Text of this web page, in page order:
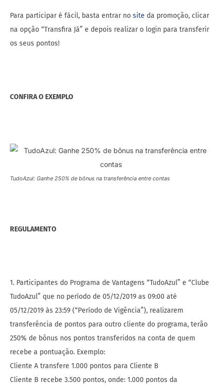
Para participar é fácil, basta entrar no site da promoção, clicar
na opção “Transfira Já” e depois realizar o login para transferir
os seus pontos!
CONFIRA O EXEMPLO
TudoAzul: Ganhe 250% de bônus na transferência entre contas
REGULAMENTO
1. Participantes do Programa de Vantagens “TudoAzul” e “Clube
TudoAzul” que no período de 05/12/2019 as 09:00 até
05/12/2019 às 23:59 (“Período de Vigência”), realizarem
transferência de pontos para outro cliente do programa, terão
250% de bônus nos pontos transferidos na conta de quem
recebe a pontuação. Exemplo:
Cliente A transfere 1.000 pontos para Cliente B
Cliente B recebe 3.500 pontos, onde: 1.000 pontos da